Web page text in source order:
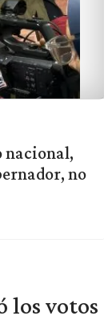
nacional,
no
los votos